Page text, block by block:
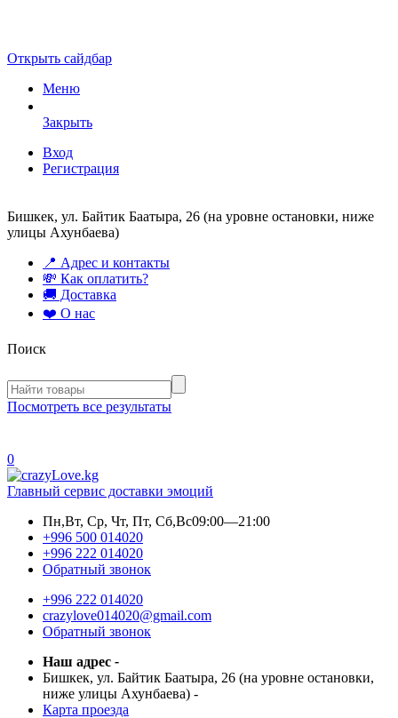
Открыть сайдбар
Меню
Закрыть
Вход
Регистрация
Бишкек, ул. Байтик Баатыра, 26 (на уровне остановки, ниже
улицы Ахунбаева)
📍 Адрес и контакты
💸 Как оплатить?
🚚 Доставка
❤️ О нас
Поиск
Посмотреть все результаты
0
Главный сервис доставки эмоций
Пн,Вт, Ср, Чт, Пт, Сб,Вс09:00—21:00
+996 500 014020
+996 222 014020
Обратный звонок
+996 222 014020
crazylove014020@gmail.com
Обратный звонок
Наш адрес -
Бишкек, ул. Байтик Баатыра, 26 (на уровне остановки,
ниже улицы Ахунбаева) -
Карта проезда